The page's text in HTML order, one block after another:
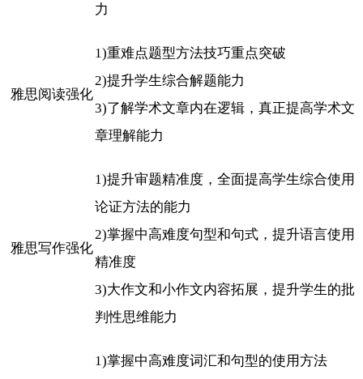
力
雅思阅读强化
1)重难点题型方法技巧重点突破
2)提升学生综合解题能力
3)了解学术文章内在逻辑，真正提高学术文
章理解能力
雅思写作强化
1)提升审题精准度，全面提高学生综合使用
论证方法的能力
2)掌握中高难度句型和句式，提升语言使用
精准度
3)大作文和小作文内容拓展，提升学生的批
判性思维能力
1)掌握中高难度词汇和句型的使用方法